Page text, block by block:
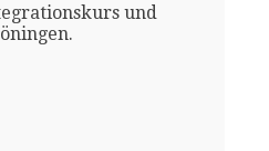
und